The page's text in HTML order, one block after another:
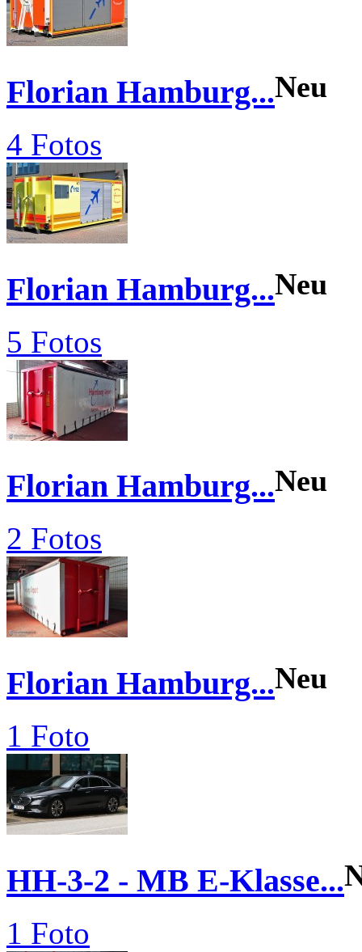
Florian Hamburg...Neu
4 Fotos
Florian Hamburg...Neu
5 Fotos
Florian Hamburg...Neu
2 Fotos
Florian Hamburg...Neu
1 Foto
HH-3-2 - MB E-Klasse...
1 Foto